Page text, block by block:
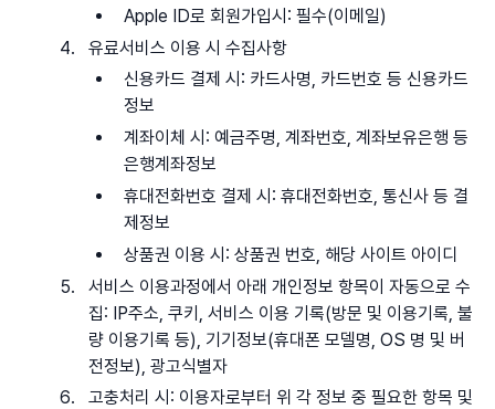
Apple ID로 회원가입시: 필수(이메일)
유료서비스 이용 시 수집사항
신용카드 결제 시: 카드사명, 카드번호 등 신용카드
정보
계좌이체 시: 예금주명, 계좌번호, 계좌보유은행 등
은행계좌정보
휴대전화번호 결제 시: 휴대전화번호, 통신사 등 결
제정보
상품권 이용 시: 상품권 번호, 해당 사이트 아이디
서비스 이용과정에서 아래 개인정보 항목이 자동으로 수
집: IP주소, 쿠키, 서비스 이용 기록(방문 및 이용기록, 불
량 이용기록 등), 기기정보(휴대폰 모델명, OS 명 및 버
전정보), 광고식별자
고충처리 시: 이용자로부터 위 각 정보 중 필요한 항목 및